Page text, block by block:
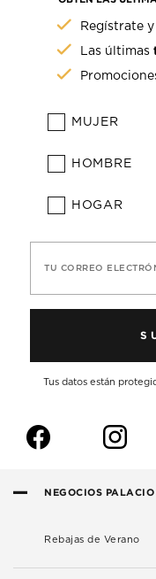
Regístrate
Las últimas
MUJER
HOMBRE
HOGAR
TU CORREO
Tus datos están
f i
NEGOCIOS PALACIO
Rebajas de Verano